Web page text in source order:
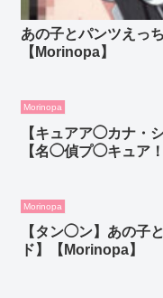
あの子とパンツえっ
【Morinopa】
Morinopa
【キュアア◯カナ・
【名◯偵プ◯キュア
Morinopa
【タン◯ン】あの子
ド】【Morinopa】